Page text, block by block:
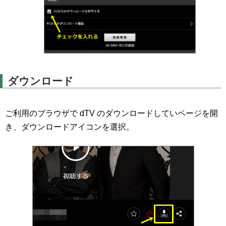
ダウンロード
ご利用のブラウザで dTV のダウンロードしていページを開
き、ダウンロードアイコンを選択。